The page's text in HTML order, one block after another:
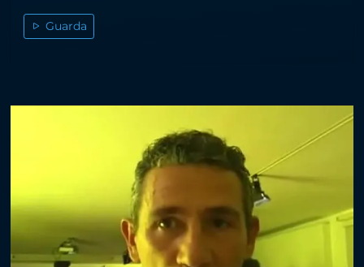
Guarda